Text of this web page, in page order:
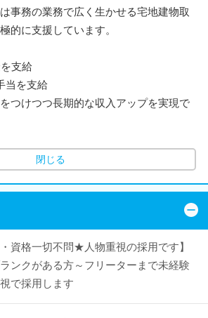
事務の業務で広く生かせる宅地建物取
的に支援しています。
支給
当を支給
つけつつ長期的な収入アップを実現で
閉じる
資格一切不問★人物重視の採用です】
ンクがある方～フリーターまで未経験
で採用します